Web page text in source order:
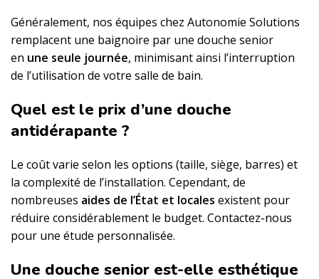
Généralement, nos équipes chez Autonomie Solutions
remplacent une baignoire par une douche senior
en une seule journée, minimisant ainsi l’interruption
de l’utilisation de votre salle de bain.
Quel est le prix d’une douche
antidérapante ?
Le coût varie selon les options (taille, siège, barres) et
la complexité de l’installation. Cependant, de
nombreuses aides de l’État et locales existent pour
réduire considérablement le budget. Contactez-nous
pour une étude personnalisée.
Une douche senior est-elle esthétique